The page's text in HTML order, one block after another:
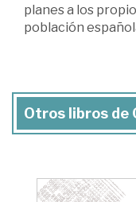
planes a los
población
Otros libros de